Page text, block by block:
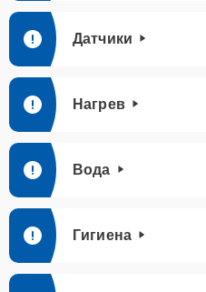
Датчики
Нагрев
Вода
Гигиена